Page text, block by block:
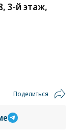
3-й этаж,
Поделиться